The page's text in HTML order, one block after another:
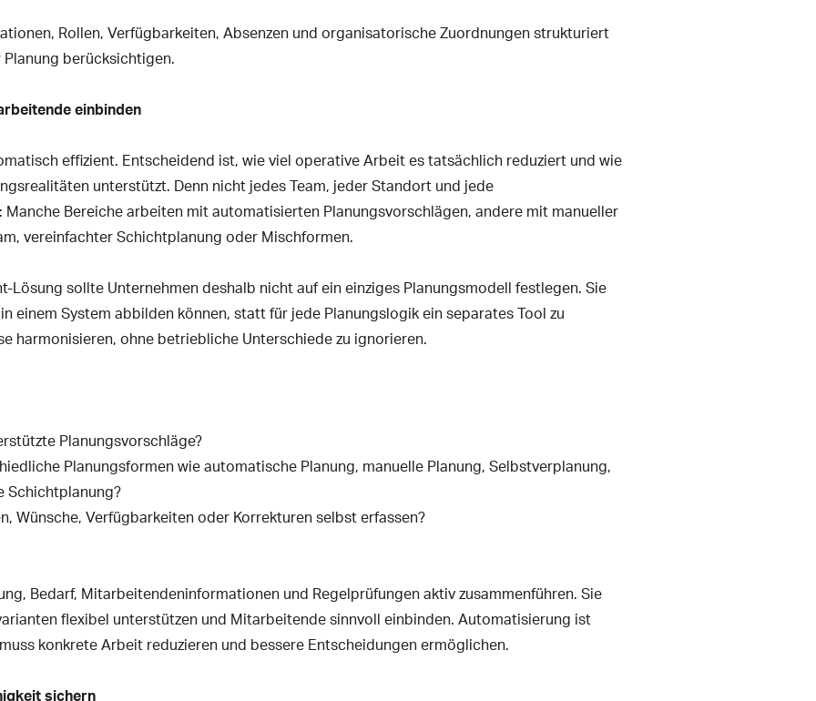
Rollen, Verfügbarkeiten, Absenzen und organisatorische Zuordnungen strukturiert
berücksichtigen.
einbinden
effizient. Entscheidend ist, wie viel operative Arbeit es tatsächlich reduziert und wie
unterstützt. Denn nicht jedes Team, jeder Standort und jede
Bereiche arbeiten mit automatisierten Planungsvorschlägen, andere mit manueller
vereinfachter Schichtplanung oder Mischformen.
Lösung sollte Unternehmen deshalb nicht auf ein einziges Planungsmodell festlegen. Sie
einem System abbilden können, statt für jede Planungslogik ein separates Tool zu
harmonisieren, ohne betriebliche Unterschiede zu ignorieren.
Planungsvorschläge?
Planungsformen wie automatische Planung, manuelle Planung, Selbstverplanung,
Schichtplanung?
Wünsche, Verfügbarkeiten oder Korrekturen selbst erfassen?
Bedarf, Mitarbeitendeninformationen und Regelprüfungen aktiv zusammenführen. Sie
flexibel unterstützen und Mitarbeitende sinnvoll einbinden. Automatisierung ist
konkrete Arbeit reduzieren und bessere Entscheidungen ermöglichen.
sichern